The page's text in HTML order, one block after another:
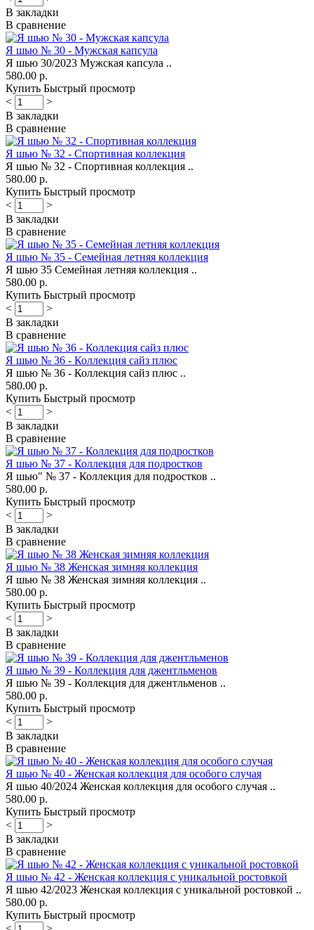
В закладки
В сравнение
Я шью № 30 - Мужская капсула
Я шью 30/2023 Мужская капсула ..
580.00 р.
Купить Быстрый просмотр
<
>
В закладки
В сравнение
Я шью № 32 - Спортивная коллекция
Я шью № 32 - Спортивная коллекция ..
580.00 р.
Купить Быстрый просмотр
<
>
В закладки
В сравнение
Я шью № 35 - Семейная летняя коллекция
Я шью 35 Семейная летняя коллекция ..
580.00 р.
Купить Быстрый просмотр
<
>
В закладки
В сравнение
Я шью № 36 - Коллекция сайз плюс
Я шью № 36 - Коллекция сайз плюс ..
580.00 р.
Купить Быстрый просмотр
<
>
В закладки
В сравнение
Я шью № 37 - Коллекция для подростков
Я шью" № 37 - Коллекция для подростков ..
580.00 р.
Купить Быстрый просмотр
<
>
В закладки
В сравнение
Я шью № 38 Женская зимняя коллекция
Я шью № 38 Женская зимняя коллекция ..
580.00 р.
Купить Быстрый просмотр
<
>
В закладки
В сравнение
Я шью № 39 - Коллекция для джентльменов
Я шью № 39 - Коллекция для джентльменов ..
580.00 р.
Купить Быстрый просмотр
<
>
В закладки
В сравнение
Я шью № 40 - Женская коллекция для особого случая
Я шью 40/2024 Женская коллекция для особого случая ..
580.00 р.
Купить Быстрый просмотр
<
>
В закладки
В сравнение
Я шью № 42 - Женская коллекция с уникальной ростовкой
Я шью 42/2023 Женская коллекция с уникальной ростовкой ..
580.00 р.
Купить Быстрый просмотр